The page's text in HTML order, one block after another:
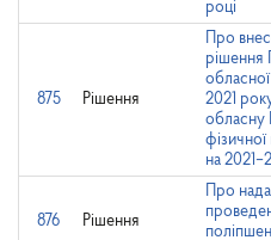
році
875 Рішення
Про
рішення
2021
обласну
на
876 Рішення
Про